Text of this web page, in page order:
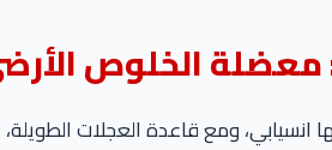
ومع قاعدة العجلات الطويلة،